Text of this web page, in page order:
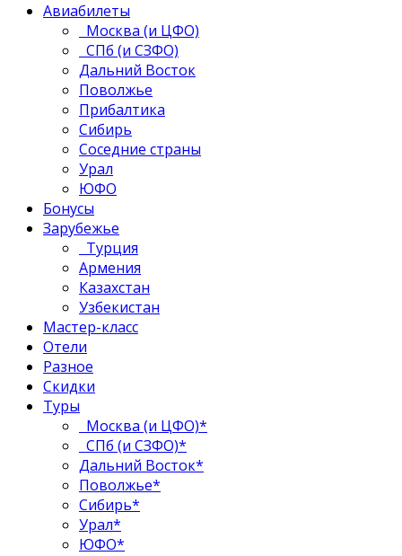
Авиабилеты
Москва (и ЦФО)
СПб (и СЗФО)
Дальний Восток
Поволжье
Прибалтика
Сибирь
Соседние страны
Урал
ЮФО
Бонусы
Зарубежье
Турция
Армения
Казахстан
Узбекистан
Мастер-класс
Отели
Разное
Скидки
Туры
Москва (и ЦФО)*
СПб (и СЗФО)*
Дальний Восток*
Поволжье*
Сибирь*
Урал*
ЮФО*